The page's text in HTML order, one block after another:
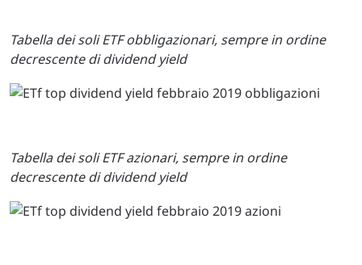
Tabella dei soli ETF obbligazionari, sempre in ordine
decrescente di dividend yield
Tabella dei soli ETF azionari, sempre in ordine
decrescente di dividend yield